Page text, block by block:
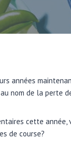
années
nom de la perte
cette
de course?